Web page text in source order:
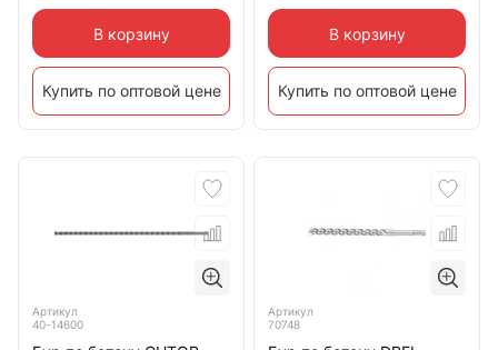
В корзину
Купить по оптовой цене
В корзину
Купить по оптовой цене
Артикул
40-14600
Артикул
70748